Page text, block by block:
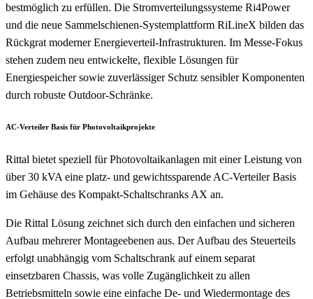
bestmöglich zu erfüllen. Die Stromverteilungssysteme Ri4Power
und die neue Sammelschienen-Systemplattform RiLineX bilden das
Rückgrat moderner Energieverteil-Infrastrukturen. Im Messe-Fokus
stehen zudem neu entwickelte, flexible Lösungen für
Energiespeicher sowie zuverlässiger Schutz sensibler Komponenten
durch robuste Outdoor-Schränke.
AC-Verteiler Basis für Photovoltaikprojekte
Rittal bietet speziell für Photovoltaikanlagen mit einer Leistung von
über 30 kVA eine platz- und gewichtssparende AC-Verteiler Basis
im Gehäuse des Kompakt-Schaltschranks AX an.
Die Rittal Lösung zeichnet sich durch den einfachen und sicheren
Aufbau mehrerer Montageebenen aus. Der Aufbau des Steuerteils
erfolgt unabhängig vom Schaltschrank auf einem separat
einsetzbaren Chassis, was volle Zugänglichkeit zu allen
Betriebsmitteln sowie eine einfache De- und Wiedermontage des